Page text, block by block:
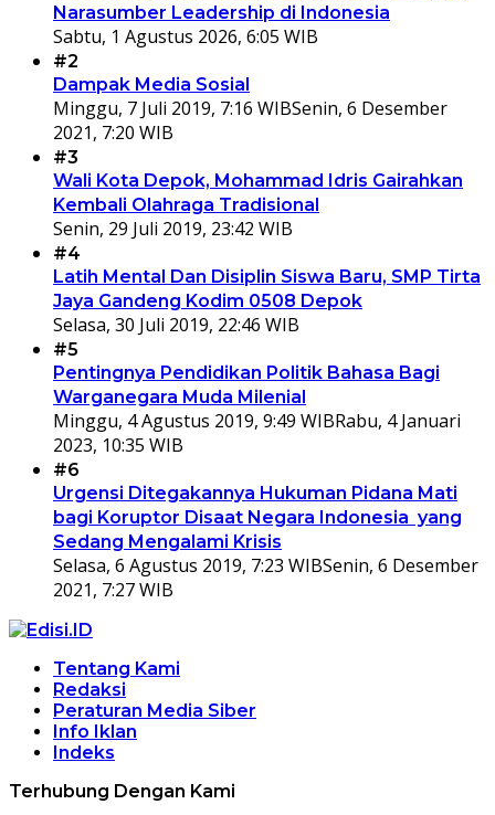
Narasumber Leadership di Indonesia
Sabtu, 1 Agustus 2026, 6:05 WIB
#2
Dampak Media Sosial
Minggu, 7 Juli 2019, 7:16 WIBSenin, 6 Desember
2021, 7:20 WIB
#3
Wali Kota Depok, Mohammad Idris Gairahkan
Kembali Olahraga Tradisional
Senin, 29 Juli 2019, 23:42 WIB
#4
Latih Mental Dan Disiplin Siswa Baru, SMP Tirta
Jaya Gandeng Kodim 0508 Depok
Selasa, 30 Juli 2019, 22:46 WIB
#5
Pentingnya Pendidikan Politik Bahasa Bagi
Warganegara Muda Milenial
Minggu, 4 Agustus 2019, 9:49 WIBRabu, 4 Januari
2023, 10:35 WIB
#6
Urgensi Ditegakannya Hukuman Pidana Mati
bagi Koruptor Disaat Negara Indonesia yang
Sedang Mengalami Krisis
Selasa, 6 Agustus 2019, 7:23 WIBSenin, 6 Desember
2021, 7:27 WIB
Tentang Kami
Redaksi
Peraturan Media Siber
Info Iklan
Indeks
Terhubung Dengan Kami